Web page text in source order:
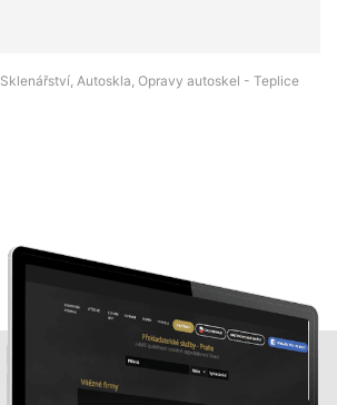
Sklenářství, Autoskla, Opravy autoskel - Teplice